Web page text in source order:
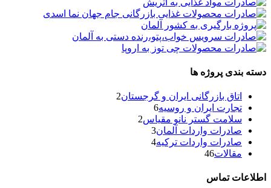
دسته بندی پروژه ها
اتاق بازرگانی ایران و گرجستان2
تجارت ایران و روسیه6
سلامت گستر نانو مقیاس2
صادرات واردات آلمان3
صادرات واردات ترکیه4
مقالات46
اطلاعات تماس